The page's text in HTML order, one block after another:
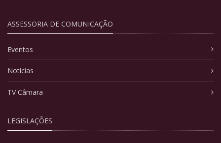
ASSESSORIA DE COMUNICAÇÃO
Eventos
Notícias
TV Câmara
LEGISLAÇÕES